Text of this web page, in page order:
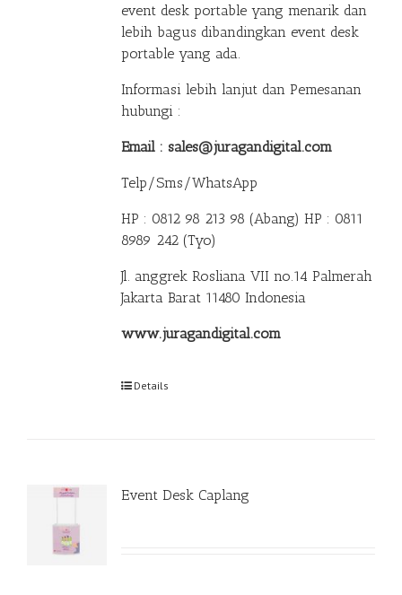
event desk portable yang menarik dan
lebih bagus dibandingkan event desk
portable yang ada.
Informasi lebih lanjut dan Pemesanan
hubungi :
Email : sales@juragandigital.com
Telp/Sms/WhatsApp
HP : 0812 98 213 98 (Abang) HP : 0811
8989 242 (Tyo)
Jl. anggrek Rosliana VII no.14 Palmerah
Jakarta Barat 11480 Indonesia
www.juragandigital.com
Details
Event Desk Caplang